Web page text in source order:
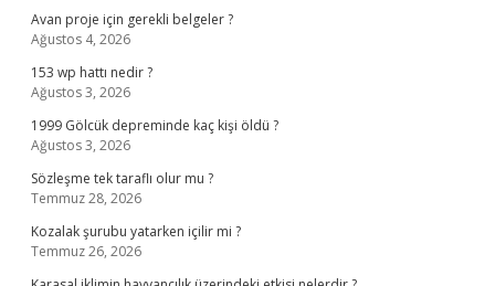
Avan proje için gerekli belgeler ?
Ağustos 4, 2026
153 wp hattı nedir ?
Ağustos 3, 2026
1999 Gölcük depreminde kaç kişi öldü ?
Ağustos 3, 2026
Sözleşme tek taraflı olur mu ?
Temmuz 28, 2026
Kozalak şurubu yatarken içilir mi ?
Temmuz 26, 2026